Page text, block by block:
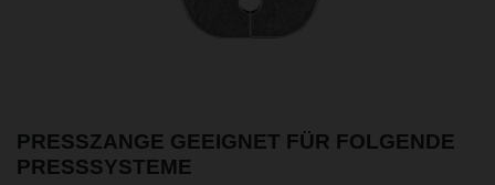
PRESSZANGE GEEIGNET FÜR FOLGENDE
PRESSSYSTEME